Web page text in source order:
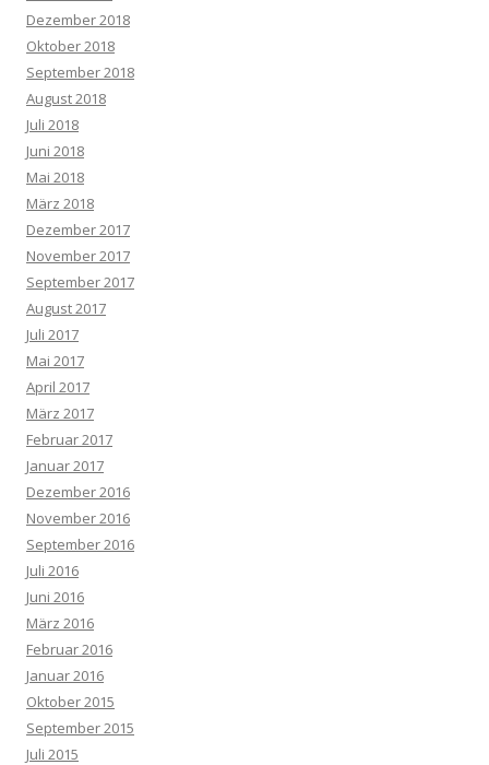
Dezember 2018
Oktober 2018
September 2018
August 2018
Juli 2018
Juni 2018
Mai 2018
März 2018
Dezember 2017
November 2017
September 2017
August 2017
Juli 2017
Mai 2017
April 2017
März 2017
Februar 2017
Januar 2017
Dezember 2016
November 2016
September 2016
Juli 2016
Juni 2016
März 2016
Februar 2016
Januar 2016
Oktober 2015
September 2015
Juli 2015